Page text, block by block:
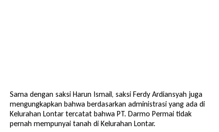
Sama dengan saksi Harun Ismail, saksi Ferdy Ardiansyah juga
mengungkapkan bahwa berdasarkan administrasi yang ada di
Kelurahan Lontar tercatat bahwa PT. Darmo Permai tidak
pernah mempunyai tanah di Kelurahan Lontar.